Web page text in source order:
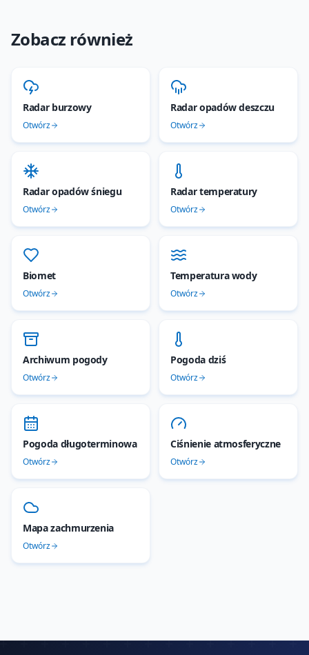
Zobacz również
Radar burzowy
Otwórz
Radar opadów deszczu
Otwórz
Radar opadów śniegu
Otwórz
Radar temperatury
Otwórz
Biomet
Otwórz
Temperatura wody
Otwórz
Archiwum pogody
Otwórz
Pogoda dziś
Otwórz
Pogoda długoterminowa
Otwórz
Ciśnienie atmosferyczne
Otwórz
Mapa zachmurzenia
Otwórz